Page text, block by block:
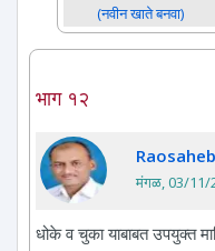
(नवीन खाते बनवा)
भाग १२
मंगळ, 03/11/
धोके व चुका याबाबत उपयुक्त